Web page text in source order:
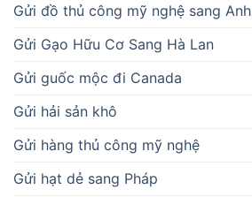
Gửi đồ thủ công mỹ nghệ sang Anh
Gửi Gạo Hữu Cơ Sang Hà Lan
Gửi guốc mộc đi Canada
Gửi hải sản khô
Gửi hàng thủ công mỹ nghệ
Gửi hạt dẻ sang Pháp